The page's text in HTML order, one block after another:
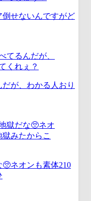
倒せないんですがど
が、わかる人おり
ネオンも素体210